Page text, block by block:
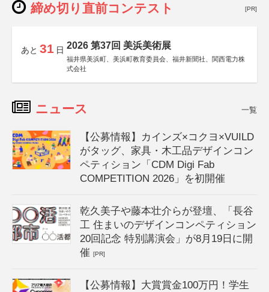
締め切り直前コンテスト [PR]
あと 31 日 2026 第37回 美浜美術展
福井県美浜町、美浜町教育委員会、福井新聞社、関西電力株
式会社
ニュース 一覧
【公募情報】カインズ×コクヨ×VUILD
がタッグ、家具・木工品デザインコン
ペティション「CDM Digi Fab
COMPETITION 2026」を初開催
乾久美子や藤本壮介らが登壇、「長谷
工 住まいのデザインコンペティション
20回記念 特別講演会」が8月19日に開
催[PR]
【公募情報】大賞賞金100万円！学生